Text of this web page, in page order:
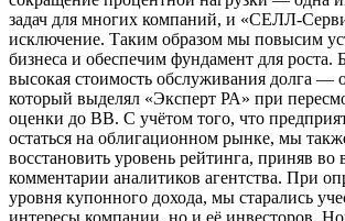
задач для многих компаний, и «СЕЛЛ-
исключение. Таким образом мы повысим
бизнеса и обеспечим фундамент для роста.
высокая стоимость обслуживания долга —
который выделял «Эксперт РА» при
оценки до BB. С учётом того, что
остаться на облигационном рынке, мы
восстановить уровень рейтинга, приняв во
комментарии аналитиков агентства. При
уровня купонного дохода, мы старались
интересы компании, но и её инвесторов.